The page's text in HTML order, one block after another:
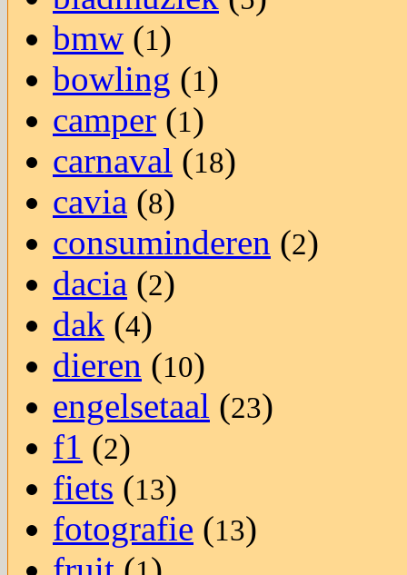
bmw (1)
bowling (1)
camper (1)
carnaval (18)
cavia (8)
consuminderen (2)
dacia (2)
dak (4)
dieren (10)
engelsetaal (23)
f1 (2)
fiets (13)
fotografie (13)